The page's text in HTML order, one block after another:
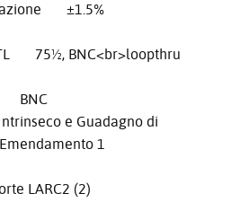
±1.5%
75½, BNC<br>loopthru
BNC
e Guadagno di
1
LARC2 (2)